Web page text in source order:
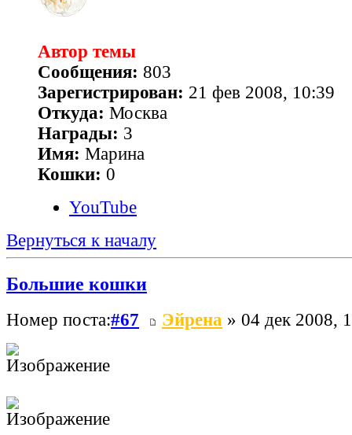
Автор темы
Сообщения: 803
Зарегистрирован: 21 фев 2008, 10:39
Откуда: Москва
Награды: 3
Имя: Марина
Кошки: 0
YouTube
Вернуться к началу
Большие кошки
Номер поста:#67 Эйрена » 04 дек 2008,